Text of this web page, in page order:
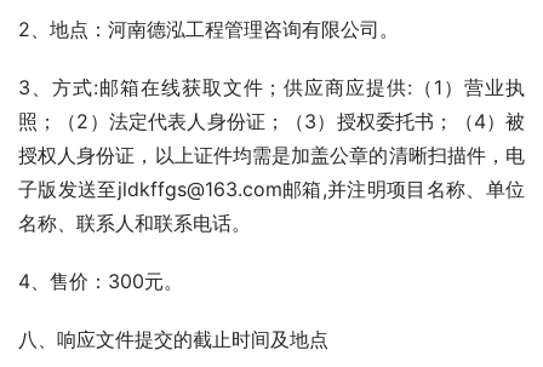
2、地点：河南德泓工程管理咨询有限公司。
3、方式:邮箱在线获取文件；供应商应提供:（1）营业执
照；（2）法定代表人身份证；（3）授权委托书；（4）被
授权人身份证，以上证件均需是加盖公章的清晰扫描件，电
子版发送至jldkffgs@163.com邮箱,并注明项目名称、单位
名称、联系人和联系电话。
4、售价：300元。
八、响应文件提交的截止时间及地点